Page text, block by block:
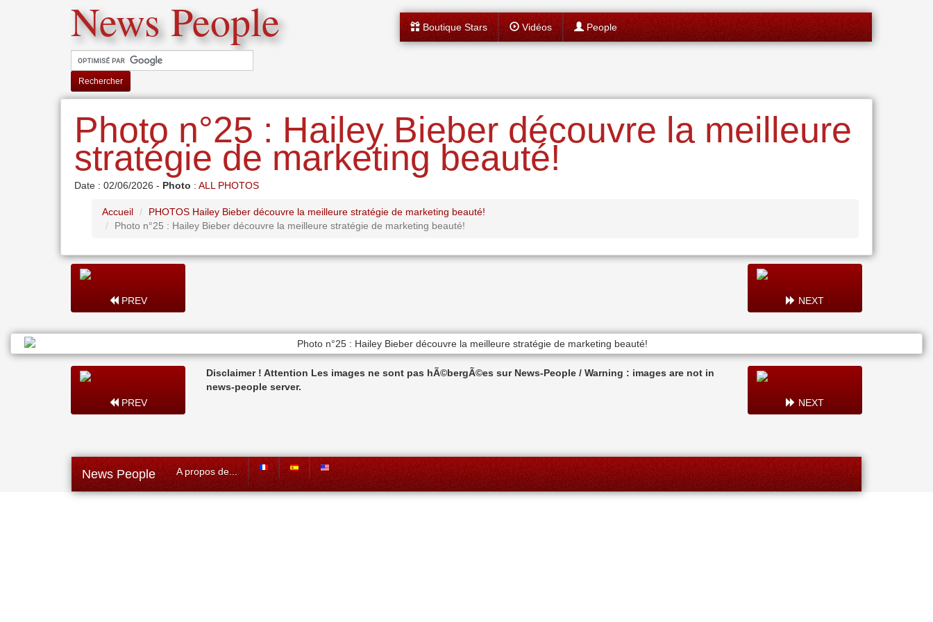
News People
Rechercher
Boutique Stars Vidéos People
Photo n°25 : Hailey Bieber découvre la meilleure
stratégie de marketing beauté!
Date : 02/06/2026 - Photo : ALL PHOTOS
Accueil
PHOTOS Hailey Bieber découvre la meilleure stratégie de marketing beauté!
Photo n°25 : Hailey Bieber découvre la meilleure stratégie de marketing beauté!
PREV NEXT
PREV
Disclaimer ! Attention Les images ne sont pas hÃ©bergÃ©es sur News-People / Warning : images are not in
news-people server.
NEXT
News People A propos de...